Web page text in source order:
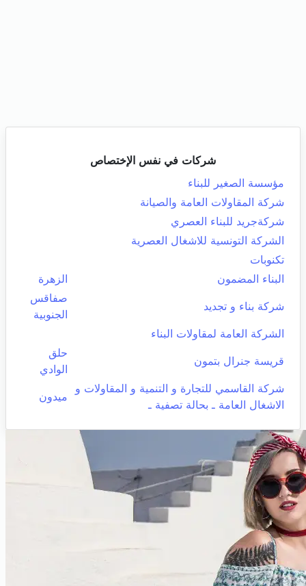
شركات في نفس الإختصاص
مؤسسة الصغير للبناء
شركة المقاولات العامة والصيانة
شركةجريد للبناء العصري
الشركة التونسية للاشغال العصرية
تكنوبات
البناء المضمون
الزهرة
شركة بناء و تجديد
صفاقس
الجنوبية
الشركة العامة لمقاولات البناء
قريسة جنرال بتمون
حلق
الوادي
شركة القاسمي للتجارة و التنمية و المقاولات و
الاشغال العامة ـ بحالة تصفية ـ
ميدون